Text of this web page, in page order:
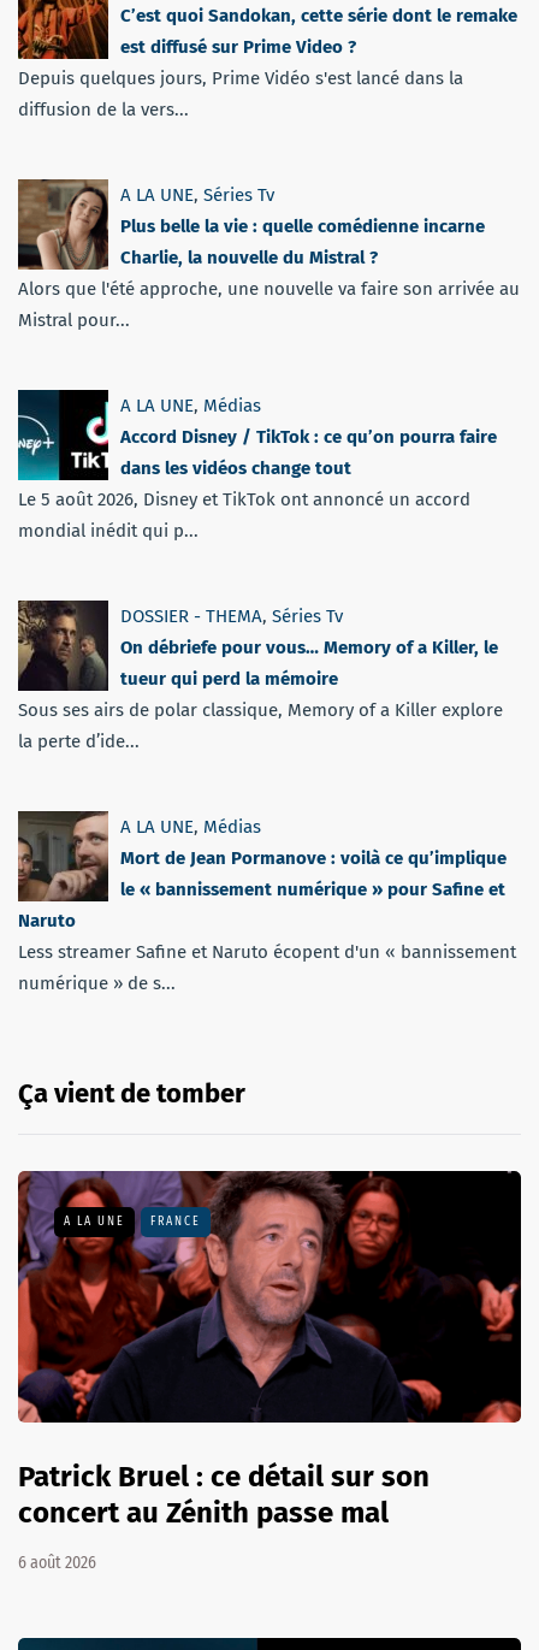
C’est quoi Sandokan, cette série dont le remake
est diffusé sur Prime Video ?
Depuis quelques jours, Prime Vidéo s'est lancé dans la
diffusion de la vers...
A LA UNE, Séries Tv
Plus belle la vie : quelle comédienne incarne
Charlie, la nouvelle du Mistral ?
Alors que l'été approche, une nouvelle va faire son arrivée au
Mistral pour...
A LA UNE, Médias
Accord Disney / TikTok : ce qu’on pourra faire
dans les vidéos change tout
Le 5 août 2026, Disney et TikTok ont annoncé un accord
mondial inédit qui p...
DOSSIER - THEMA, Séries Tv
On débriefe pour vous… Memory of a Killer, le
tueur qui perd la mémoire
Sous ses airs de polar classique, Memory of a Killer explore
la perte d’ide...
A LA UNE, Médias
Mort de Jean Pormanove : voilà ce qu’implique
le « bannissement numérique » pour Safine et
Naruto
Less streamer Safine et Naruto écopent d'un « bannissement
numérique » de s...
Ça vient de tomber
A LA UNE FRANCE
Patrick Bruel : ce détail sur son
concert au Zénith passe mal
6 août 2026